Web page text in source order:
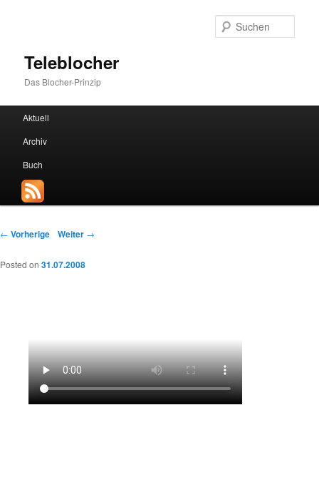
Teleblocher
Das Blocher-Prinzip
HauptmenüZum Inhalt wechseln
Zum sekundären Inhalt wechseln
Aktuell
Archiv
Buch
Beitrags-Navigation
← Vorherige Weiter →
Posted on 31.07.2008